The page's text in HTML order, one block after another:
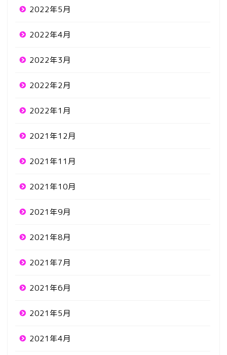
2022年5月
2022年4月
2022年3月
2022年2月
2022年1月
2021年12月
2021年11月
2021年10月
2021年9月
2021年8月
2021年7月
2021年6月
2021年5月
2021年4月